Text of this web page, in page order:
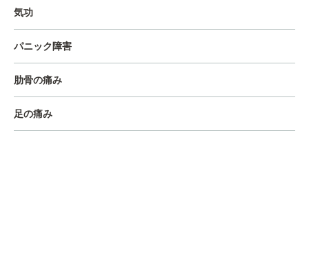
気功
パニック障害
肋骨の痛み
足の痛み